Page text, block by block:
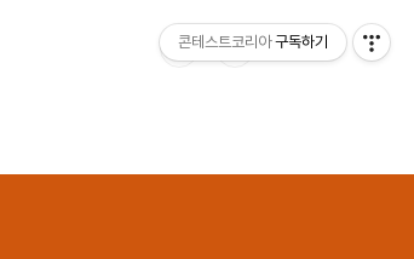
콘테스트코리아 구독하기